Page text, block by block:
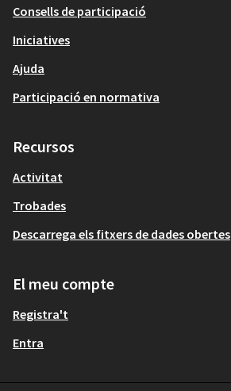
Consells de participació
Iniciatives
Ajuda
Participació en normativa
Recursos
Activitat
Trobades
Descarrega els fitxers de dades obertes
El meu compte
Registra't
Entra